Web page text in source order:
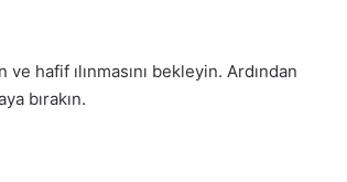
hafif ılınmasını bekleyin. Ardından
bırakın.